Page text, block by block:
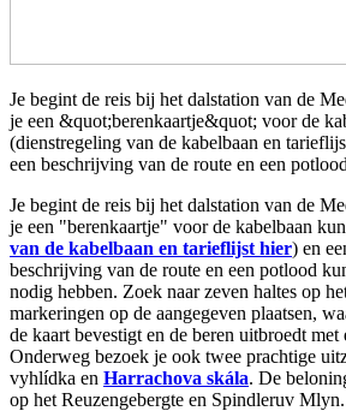
Je begint de reis bij het dalstation van de
je een &quot;berenkaartje&quot; voor de
(dienstregeling van de kabelbaan en
een beschrijving van de route en een
Je begint de reis bij het dalstation van de
je een "berenkaartje" voor de kabelbaan
van de kabelbaan en tarieflijst hier) en
beschrijving van de route en een potlood
nodig hebben. Zoek naar zeven haltes op
markeringen op de aangegeven plaatsen,
de kaart bevestigt en de beren uitbroedt met
Onderweg bezoek je ook twee prachtige
vyhlídka en Harrachova skála. De
op het Reuzengebergte en Spindleruv Mlyn.